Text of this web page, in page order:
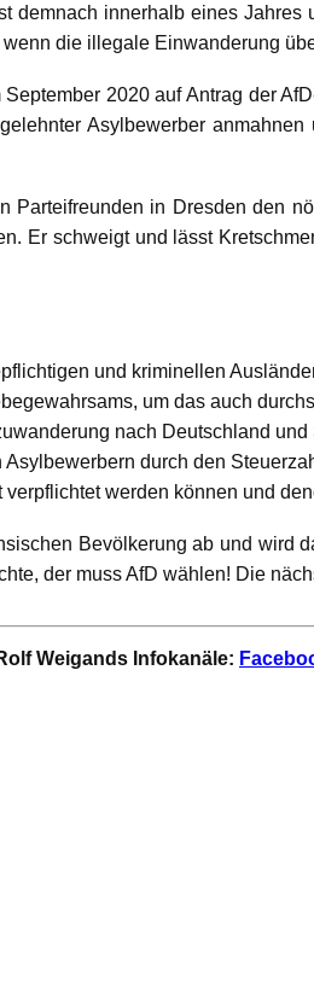
demnach innerhalb eines
die illegale Einwanderung
2020 auf Antrag der
Asylbewerber
Parteifreunden in Dresden den
Er schweigt und lässt
und kriminellen
um das auch
nach Deutschland
durch den
werden können und
Bevölkerung ab und wird
der muss AfD wählen! Die
Weigands Infokanäle: